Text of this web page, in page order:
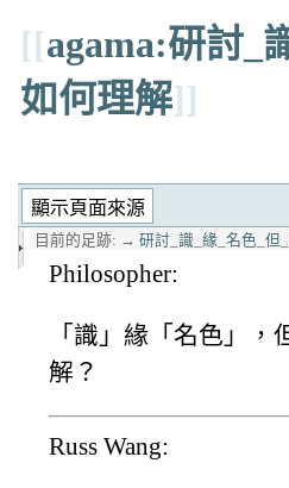
[[agama:研討_
如何理解]]
目前的足跡: → 研討_識_緣_名色_但
Philosopher:
「識」緣「名色」
解？
Russ Wang: